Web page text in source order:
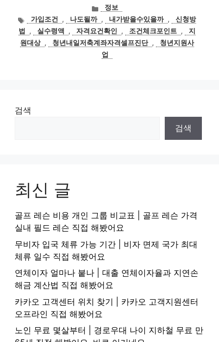
카
고
리
정보
태가입조건 , 나도될까 , 내가받을수있을까 ,
신청방
법
, 실수령액 , 자격요건확인 , 조건체크포인트 ,
지
원대상 , 청년내일저축계좌자격셀프진단 ,
청년지원사
업
검색
검색
최신 글
골프 레슨 비용 개인 그룹 비교표 | 골프 레슨 가격
실내 필드 레슨 직접 해봤어요
무비자 입국 체류 가능 기간 | 비자 면제 국가 최대
체류 일수 직접 해봤어요
연체이자 얼마나 붙나 | 대출 연체이자율과 지연손
해금 계산법 직접 해봤어요
카카오 고객센터 위치 찾기 | 카카오 고객지원센터
오프라인 직접 해봤어요
노인 무료 몇살부터 | 경로우대 나이 지하철 무료 만